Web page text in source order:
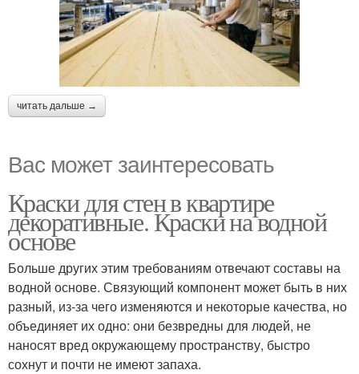
читать дальше →
Вас может заинтересовать
Краски для стен в квартире
декоративные. Краски на водной
основе
Больше других этим требованиям отвечают составы на
водной основе. Связующий компонент может быть в них
разный, из-за чего изменяются и некоторые качества, но
объединяет их одно: они безвредны для людей, не
наносят вред окружающему пространству, быстро
сохнут и почти не имеют запаха.